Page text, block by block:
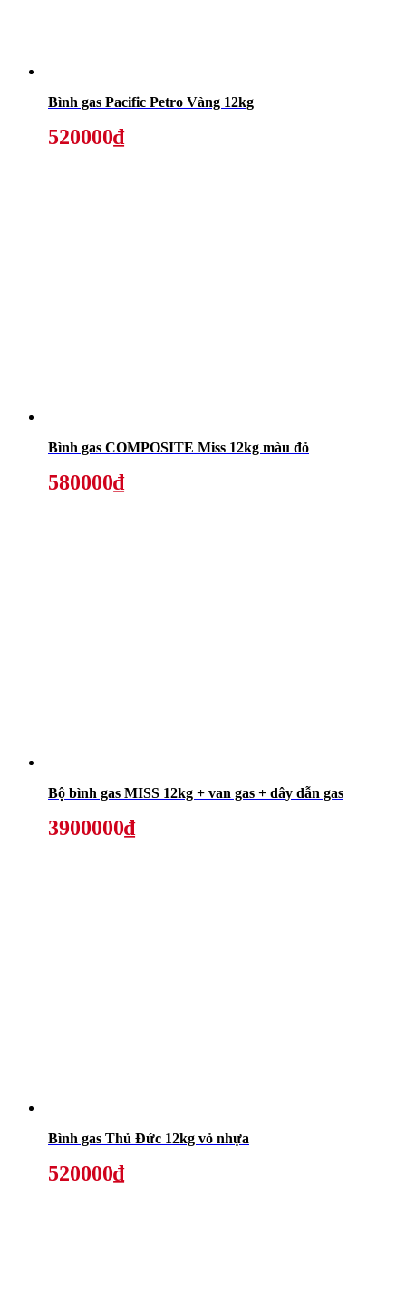
Bình gas Pacific Petro Vàng 12kg
520000₫
Bình gas COMPOSITE Miss 12kg màu đỏ
580000₫
Bộ bình gas MISS 12kg + van gas + dây dẫn gas
3900000₫
Bình gas Thủ Đức 12kg vỏ nhựa
520000₫